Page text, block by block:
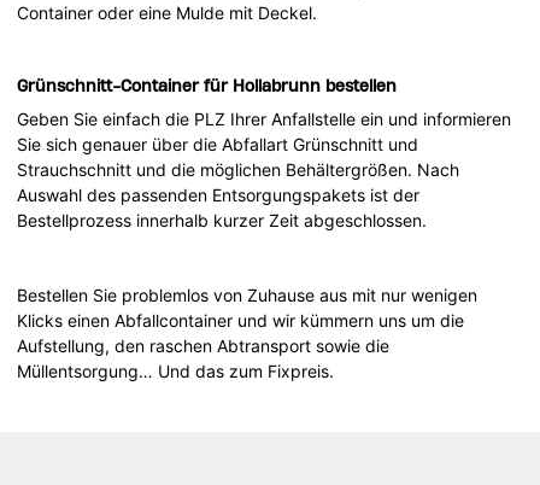
Container oder eine Mulde mit Deckel.
Grünschnitt-Container für Hollabrunn bestellen
Geben Sie einfach die PLZ Ihrer Anfallstelle ein und informieren
Sie sich genauer über die Abfallart Grünschnitt und
Strauchschnitt und die möglichen Behältergrößen. Nach
Auswahl des passenden Entsorgungspakets ist der
Bestellprozess innerhalb kurzer Zeit abgeschlossen.
Bestellen Sie problemlos von Zuhause aus mit nur wenigen
Klicks einen Abfallcontainer und wir kümmern uns um die
Aufstellung, den raschen Abtransport sowie die
Müllentsorgung… Und das zum Fixpreis.